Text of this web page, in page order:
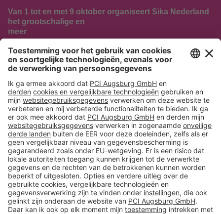
Van 1 tot en met 9 oktober organiseert Sika Nederland
het grootschalige en
meer
NAAR HET NIEUWS
Volg ons op:
Producten
Toolbox
Over THOMSIT